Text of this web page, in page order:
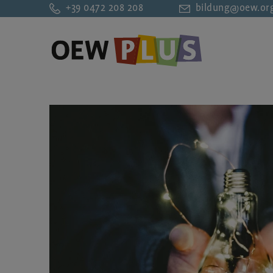
+39 0472 208 208